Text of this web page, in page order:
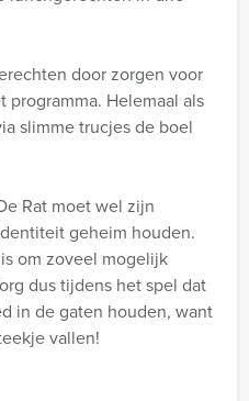
door zorgen voor
Helemaal als
slimme trucjes de boel
Rat moet wel zijn
geheim houden.
om zoveel mogelijk
dus tijdens het spel dat
in de gaten houden, want
vallen!